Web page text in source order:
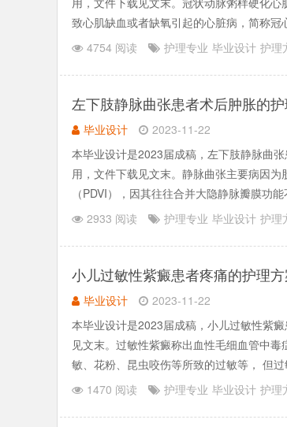
致心肌缺血或者缺氧引起的心脏病，简称
区的胸痛，常为.......
4754 阅读 护理专业 毕业设计 护理
左下肢静脉曲张患者术后肿胀的
毕业设计
2023-11-22
本毕业设计是2023届成稿，左下肢静脉曲
用，文件下载见文末。静脉曲张主要病因
（PDVI），因其往往合并大隐静脉瓣膜功
脉回流不畅，发生.......
2933 阅读 护理专业 毕业设计 护理
小儿过敏性紫癜患者疼痛的护理
毕业设计
2023-11-22
本毕业设计是2023届成稿，小儿过敏性紫
见文末。过敏性紫癜称出血性毛细血管中
敏、花粉、昆虫咬伤等所致的过敏等， 但
片配合饮食护理.......
1470 阅读 护理专业 毕业设计 护理